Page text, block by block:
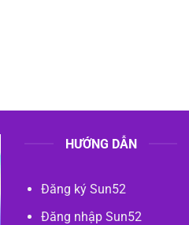
HƯỚNG DẪN
Đăng ký Sun52
Đăng nhập Sun52